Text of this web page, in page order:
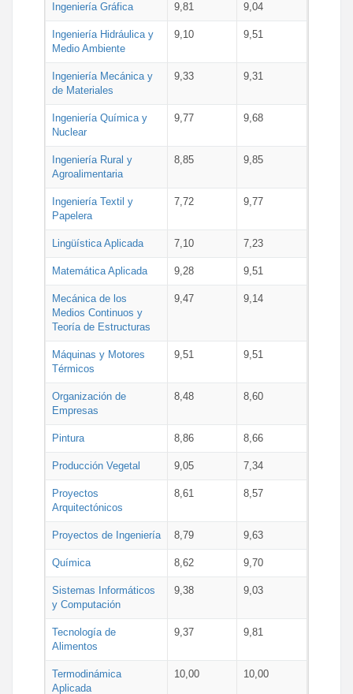
Ingeniería Gráfica 9,81 9,04
Ingeniería Hidráulica y
Medio Ambiente
9,10 9,51
Ingeniería Mecánica y
de Materiales
9,33 9,31
Ingeniería Química y
Nuclear
9,77 9,68
Ingeniería Rural y
Agroalimentaria
8,85 9,85
Ingeniería Textil y
Papelera
7,72 9,77
Lingüística Aplicada 7,10 7,23
Matemática Aplicada 9,28 9,51
Mecánica de los
Medios Continuos y
Teoría de Estructuras
9,47 9,14
Máquinas y Motores
Térmicos
9,51 9,51
Organización de
Empresas
8,48 8,60
Pintura 8,86 8,66
Producción Vegetal 9,05 7,34
Proyectos
Arquitectónicos
8,61 8,57
Proyectos de Ingeniería 8,79 9,63
Química 8,62 9,70
Sistemas Informáticos
y Computación
9,38 9,03
Tecnología de
Alimentos
9,37 9,81
Termodinámica
Aplicada
10,00 10,00